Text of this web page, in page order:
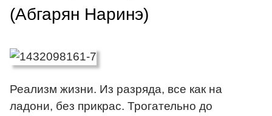
(Абгарян Наринэ)
Реализм жизни. Из разряда, все как на
ладони, без прикрас. Трогательно до